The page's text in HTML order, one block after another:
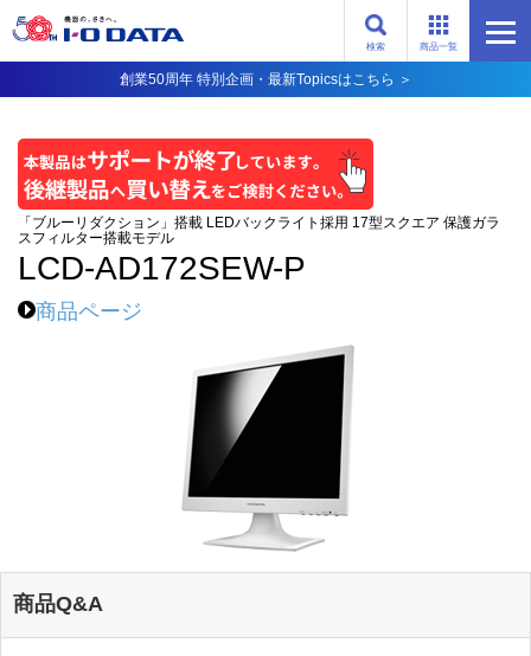
商品一覧
検索
創業50周年 特別企画・最新Topicsはこちら ＞
「ブルーリダクション」搭載 LEDバックライト採用 17型スクエア 保護ガラ
スフィルター搭載モデル
LCD-AD172SEW-P
商品ページ
商品Q&A